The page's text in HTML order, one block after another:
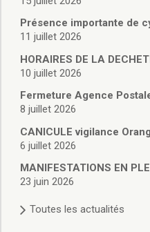
Inscriptions sur
Cadastre
Plan Local
Actes d’état civil
Budgets
Budget de
Budget
Règlement du
Délibérations
Délibérations 2024
Délibérations 2023
Présence importante de
11 juillet 2026
HORAIRES DE LA
10 juillet 2026
Fermeture Agence
8 juillet 2026
CANICULE vigilance
6 juillet 2026
MANIFESTATIONS EN
23 juin 2026
Toutes les actualités